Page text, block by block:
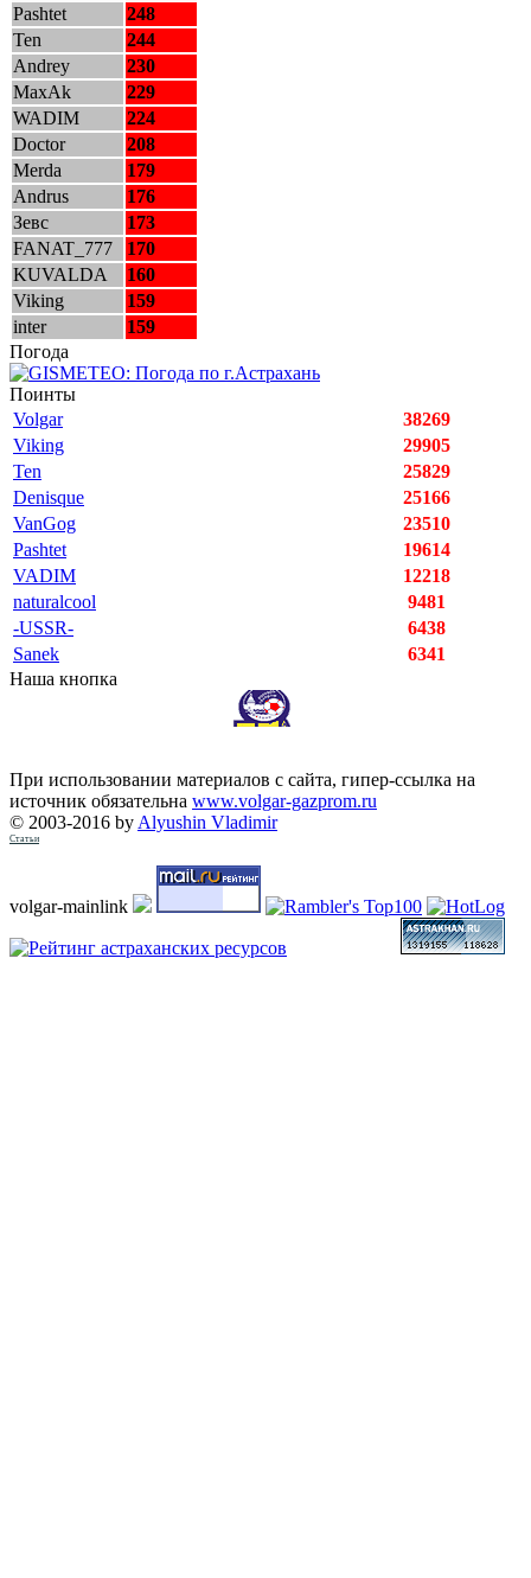
Pashtet
248
Ten
244
Andrey
230
MaxAk
229
WADIM
224
Doctor
208
Merda
179
Andrus
176
Зевс
173
FANAT_777
170
KUVALDA
160
Viking
159
inter
159
Погода
Поинты
Volgar
38269
Viking
29905
Ten
25829
Denisque
25166
VanGog
23510
Pashtet
19614
VADIM
12218
naturalcool
9481
-USSR-
6438
Sanek
6341
Наша кнопка
При использовании материалов с сайта, гипер-ссылка на
источник обязательна www.volgar-gazprom.ru
© 2003-2016 by Alyushin Vladimir
Статьи
volgar-mainlink